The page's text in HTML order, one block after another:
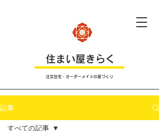
​住まい屋きらく
注文住宅・オーダーメイドの家づくり
記事
すべての記事